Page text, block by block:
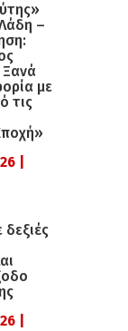
–
Ξανά
με
τις
|
δεξιές
|